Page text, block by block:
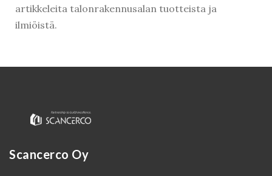
artikkeleita talonrakennusalan tuotteista ja
ilmiöistä.
Scancerco Oy